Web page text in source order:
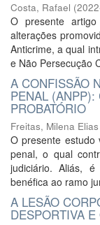
Costa, Rafael (
O presente
alterações
Anticrime, a qual
e Não Persecução
A CONFISSÃO
PENAL (ANPP):
PROBATÓRIO
Freitas, Milena
O presente estudo
penal, o qual
judiciário. Aliás,
benéfica ao ramo
A LESÃO
DESPORTIVA